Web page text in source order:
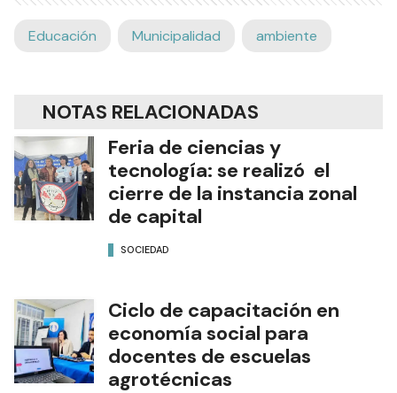
Educación Municipalidad ambiente
NOTAS RELACIONADAS
Feria de ciencias y
tecnología: se realizó el
cierre de la instancia zonal
de capital
SOCIEDAD
Ciclo de capacitación en
economía social para
docentes de escuelas
agrotécnicas